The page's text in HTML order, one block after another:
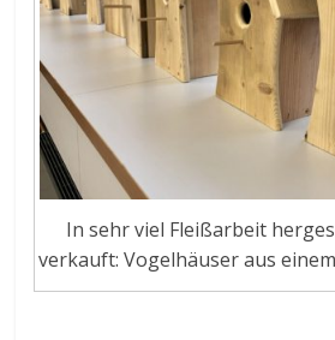
In sehr viel Fleißarbeit
verkauft: Vogelhäuser aus